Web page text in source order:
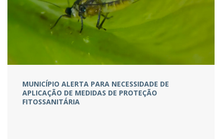
MUNICÍPIO ALERTA PARA NECESSIDADE DE
APLICAÇÃO DE MEDIDAS DE PROTEÇÃO
FITOSSANITÁRIA